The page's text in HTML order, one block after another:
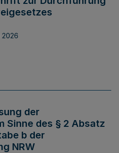
2026
der
Sinne des § 2 Absatz
b der
NRW